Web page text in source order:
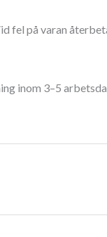
fel på varan
inom 3–5